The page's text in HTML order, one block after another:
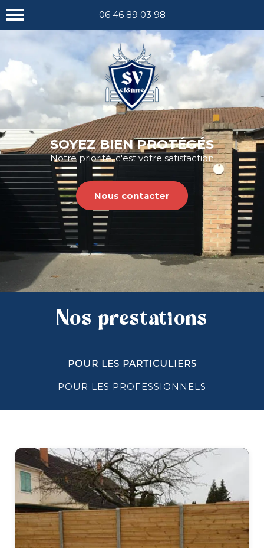
06 46 89 03 98
SOYEZ BIEN PROTÉGÉS
Notre priorité, c'est votre satisfaction
Nous contacter
Nos prestations
POUR LES PARTICULIERS
POUR LES PROFESSIONNELS